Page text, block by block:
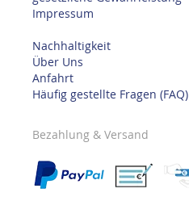
Impressum
Nachhaltigkeit
Über Uns
Anfahrt
Häufig gestellte Fragen (FAQ)
Bezahlung & Versand